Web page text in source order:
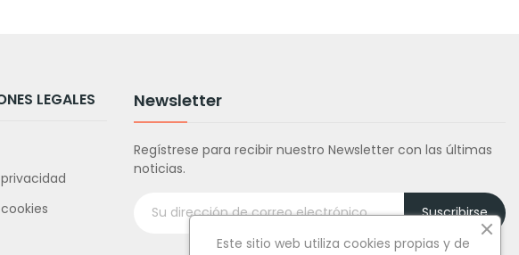
LEGALES Newsletter
Regístrese para recibir nuestro Newsletter con las últimas
noticias.
Suscribirse
Este sitio web utiliza cookies propias y de